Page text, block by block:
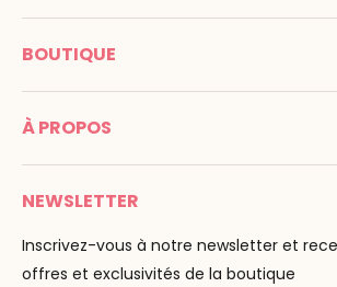
MONTESSORI SPIRIT
Promenade Jean Dalba
Tél : 05 53 61 21 26
Email :info@montessori-spirit.com
BOUTIQUE
C G V
Mentions légales
Paiement
Livraison
F.A.Q
À PROPOS
Montessori Spirit
Maria Montessori
La pédagogie
Nos marques
NEWSLETTER
Inscrivez-vous à notre newsletter et
offres et exclusivités de la boutique